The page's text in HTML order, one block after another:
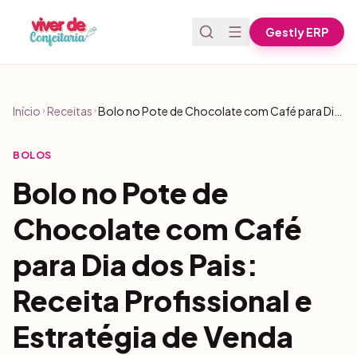
Gestly ERP
Início Receitas
BOLOS
Bolo no Pote de
Chocolate com Café
para Dia dos Pais:
Receita Profissional e
Estratégia de Venda